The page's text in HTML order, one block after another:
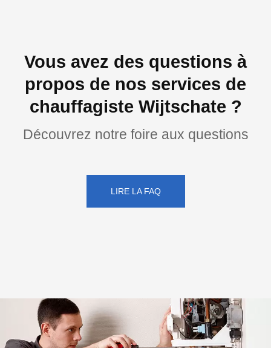
Vous avez des questions à
propos de nos services de
chauffagiste Wijtschate ?
Découvrez notre foire aux questions
LIRE LA FAQ